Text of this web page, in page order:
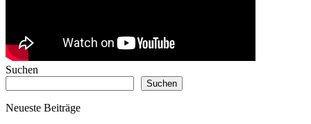
Suchen
Suchen
Neueste Beiträge